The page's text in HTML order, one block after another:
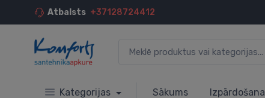
Atbalsts +37128724412
Kategorijas Sākums Izpārdošana